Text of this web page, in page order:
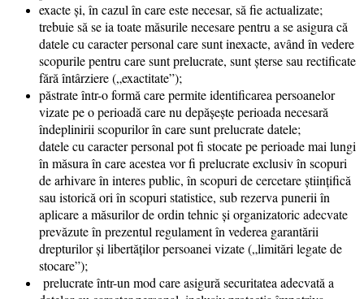
exacte şi, în cazul în care este necesar, să fie actualizate;
trebuie să se ia toate măsurile necesare pentru a se asigura că
datele cu caracter personal care sunt inexacte, având în vedere
scopurile pentru care sunt prelucrate, sunt şterse sau rectificate
fără întârziere („exactitate”);
păstrate într-o formă care permite identificarea persoanelor
vizate pe o perioadă care nu depăşeşte perioada necesară
îndeplinirii scopurilor în care sunt prelucrate datele;
datele cu caracter personal pot fi stocate pe perioade mai lungi
în măsura în care acestea vor fi prelucrate exclusiv în scopuri
de arhivare în interes public, în scopuri de cercetare ştiinţifică
sau istorică ori în scopuri statistice, sub rezerva punerii în
aplicare a măsurilor de ordin tehnic şi organizatoric adecvate
prevăzute în prezentul regulament în vederea garantării
drepturilor şi libertăţilor persoanei vizate („limitări legate de
stocare”);
prelucrate într-un mod care asigură securitatea adecvată a